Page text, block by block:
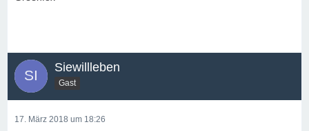
Siewillleben
Gast
17. März 2018 um 18:26